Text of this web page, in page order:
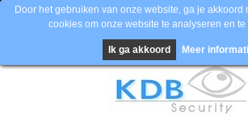
Contacteer ons
Door het gebruiken van onze website, ga je akkoord
cookies om onze website te analyseren en te
Ik ga akkoord Meer